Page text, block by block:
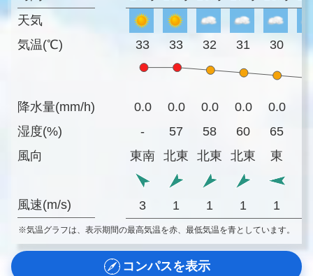
天気
気温(℃)
降水量(mm/h)
湿度(%)
風向
風速(m/s)
33 33 32 31 30
0.0 0.0 0.0 0.0 0.0
-
57 58 60 65
東南
北東 北東 北東 東
3 1 1 1 1
※気温グラフは、表示期間の最高気温を赤、最低気温を青としています。
コンパスを表示